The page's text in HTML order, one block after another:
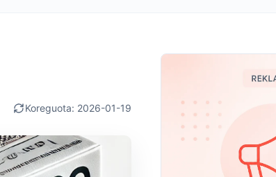
Koreguota: 2026-01-19